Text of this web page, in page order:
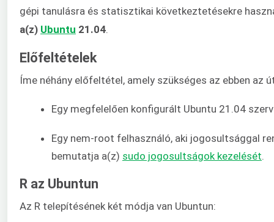
gépi tanulásra és statisztikai következtetésekre
a(z) Ubuntu 21.04.
Előfeltételek
Íme néhány előfeltétel, amely szükséges az ebben
Egy megfelelően konfigurált Ubuntu 21.04
Egy nem-root felhasználó, aki jogosultsággal
bemutatja a(z) sudo jogosultságok kezelését
R az Ubuntun
Az R telepítésének két módja van Ubuntun: